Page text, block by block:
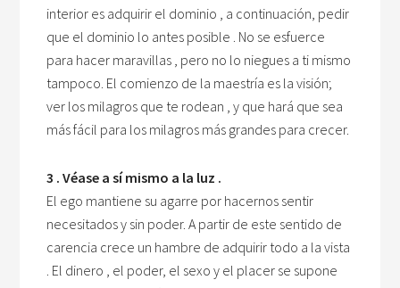
interior es adquirir el dominio , a continuación, pedir
que el dominio lo antes posible . No se esfuerce
para hacer maravillas , pero no lo niegues a ti mismo
tampoco. El comienzo de la maestría es la visión;
ver los milagros que te rodean , y que hará que sea
más fácil para los milagros más grandes para crecer.
3 . Véase a sí mismo a la luz .
El ego mantiene su agarre por hacernos sentir
necesitados y sin poder. A partir de este sentido de
carencia crece un hambre de adquirir todo a la vista
. El dinero , el poder, el sexo y el placer se supone